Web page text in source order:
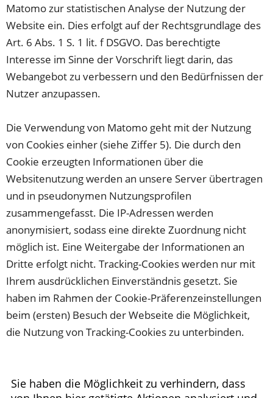
Matomo zur statistischen Analyse der Nutzung der
Website ein. Dies erfolgt auf der Rechtsgrundlage des
Art. 6 Abs. 1 S. 1 lit. f DSGVO. Das berechtigte
Interesse im Sinne der Vorschrift liegt darin, das
Webangebot zu verbessern und den Bedürfnissen der
Nutzer anzupassen.
Die Verwendung von Matomo geht mit der Nutzung
von Cookies einher (siehe Ziffer 5). Die durch den
Cookie erzeugten Informationen über die
Websitenutzung werden an unsere Server übertragen
und in pseudonymen Nutzungsprofilen
zusammengefasst. Die IP-Adressen werden
anonymisiert, sodass eine direkte Zuordnung nicht
möglich ist. Eine Weitergabe der Informationen an
Dritte erfolgt nicht. Tracking-Cookies werden nur mit
Ihrem ausdrücklichen Einverständnis gesetzt. Sie
haben im Rahmen der Cookie-Präferenzeinstellungen
beim (ersten) Besuch der Webseite die Möglichkeit,
die Nutzung von Tracking-Cookies zu unterbinden.